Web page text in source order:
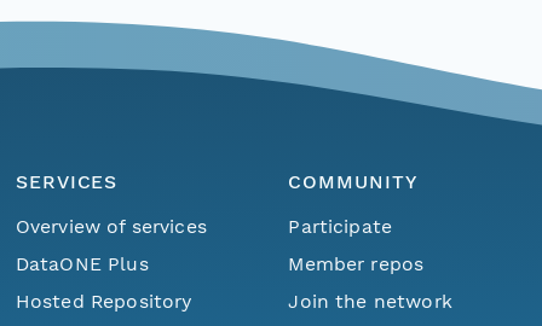
SERVICES
Overview of services
DataONE Plus
Hosted Repository
COMMUNITY
Participate
Member repos
Join the network